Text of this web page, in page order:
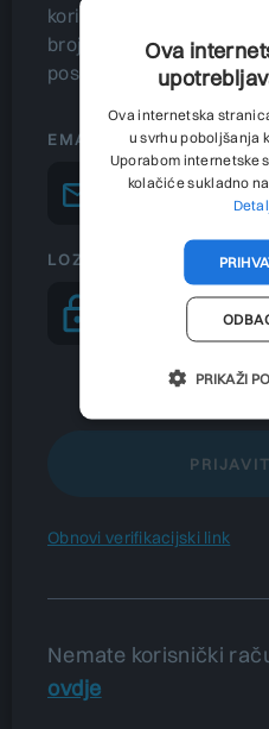
koristili portal Digitalna
brojnim podacima koji
poslovanja Vašeg
EMAIL
LOZINKA
Obnovi verifikacijski link
Nemate korisnički
ovdje
Ova
Ova internetska
u svrhu poboljšanja
Uporabom internetske
kolačiće sukladno
PRIKAŽI